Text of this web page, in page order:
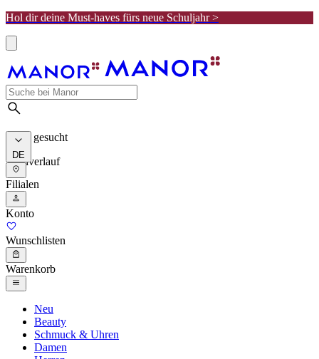
Hol dir deine Must-haves fürs neue Schuljahr >
Meist gesucht
Suchverlauf
DE
Filialen
Konto
Wunschlisten
Warenkorb
Neu
Beauty
Schmuck & Uhren
Damen